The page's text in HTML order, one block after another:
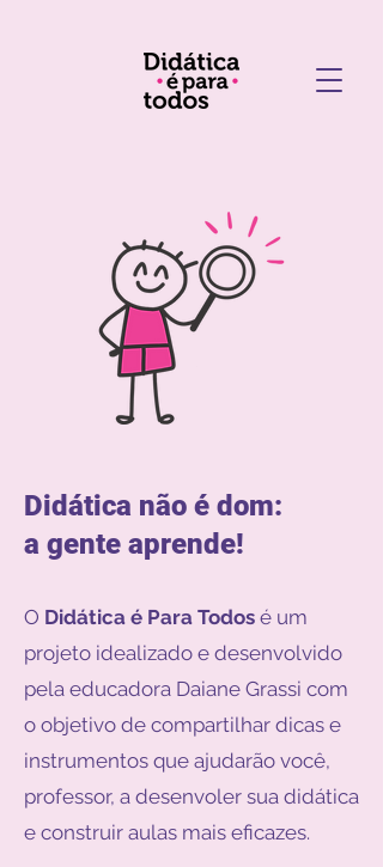
Didática não é dom:
a gente aprende!
O Didática é Para Todos é um
projeto idealizado e desenvolvido
pela educadora Daiane Grassi com
o objetivo de compartilhar dicas e
instrumentos que ajudarão você,
professor, a desenvoler sua didática
e construir aulas mais eficazes.